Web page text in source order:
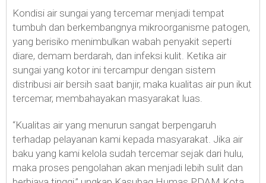
Kondisi air sungai yang tercemar menjadi tempat
tumbuh dan berkembangnya mikroorganisme patogen,
yang berisiko menimbulkan wabah penyakit seperti
diare, demam berdarah, dan infeksi kulit. Ketika air
sungai yang kotor ini tercampur dengan sistem
distribusi air bersih saat banjir, maka kualitas air pun ikut
tercemar, membahayakan masyarakat luas.
“Kualitas air yang menurun sangat berpengaruh
terhadap pelayanan kami kepada masyarakat. Jika air
baku yang kami kelola sudah tercemar sejak dari hulu,
maka proses pengolahan akan menjadi lebih sulit dan